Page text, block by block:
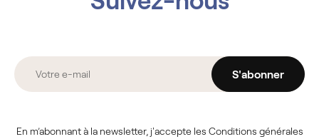
S'abonner
En m’abonnant à la newsletter, j'accepte les Conditions générales